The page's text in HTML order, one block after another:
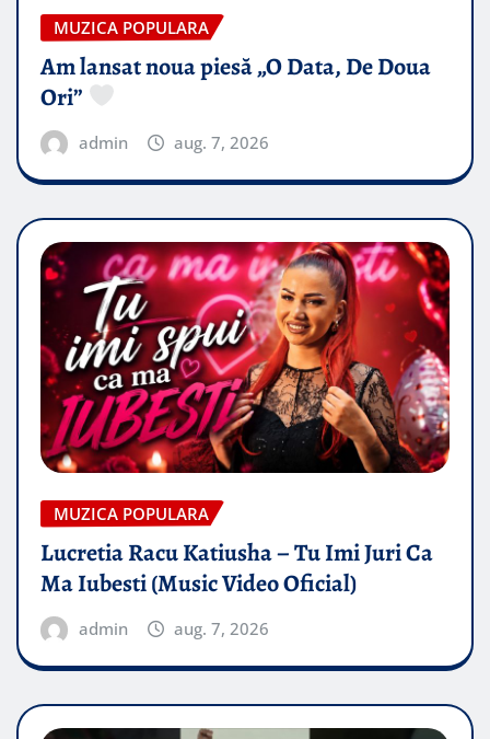
MUZICA POPULARA
Am lansat noua piesă „O Data, De Doua
Ori”
admin aug. 7, 2026
MUZICA POPULARA
Lucretia Racu Katiusha – Tu Imi Juri Ca
Ma Iubesti (Music Video Oficial)
admin aug. 7, 2026